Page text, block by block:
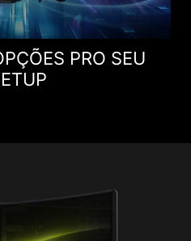
PRO SEU